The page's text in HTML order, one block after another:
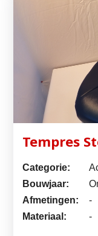
Tempres
Categorie:
Bouwjaar:
Afmetingen:
-
Materiaal:
-